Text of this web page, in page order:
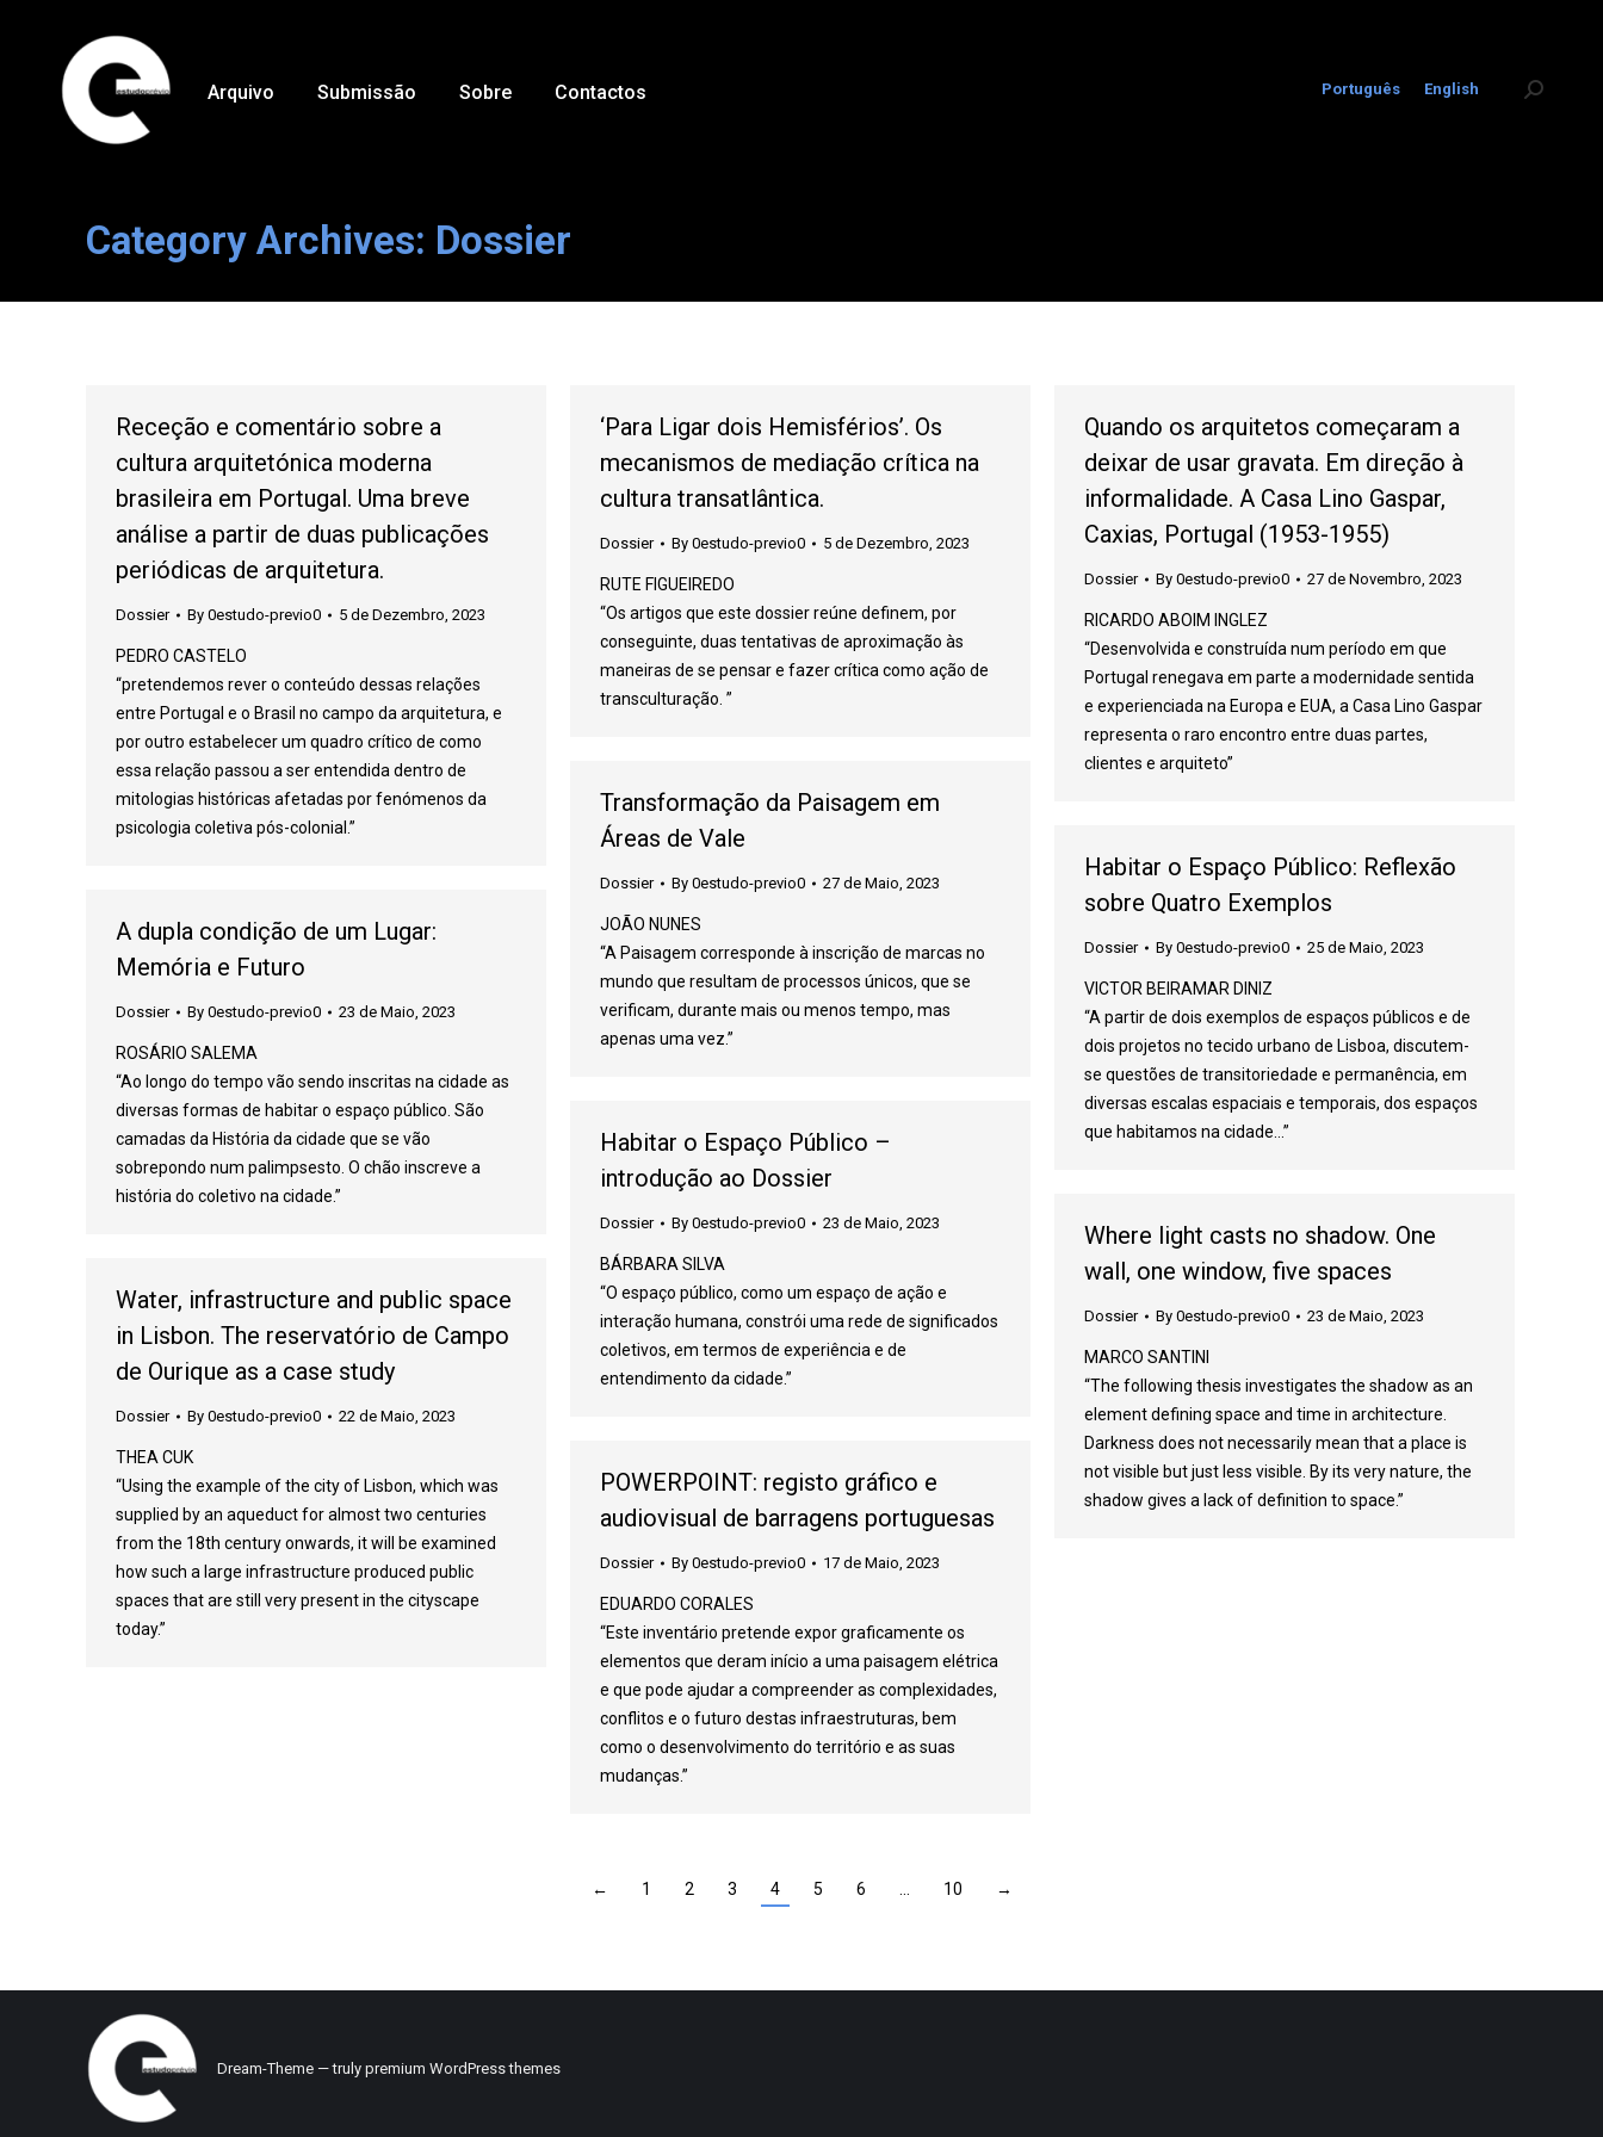
Arquivo Submissão Sobre Contactos Português English Search:
Category Archives: Dossier
Receção e comentário sobre a
cultura arquitetónica moderna
brasileira em Portugal. Uma breve
análise a partir de duas publicações
periódicas de arquitetura.
Dossier By 0estudo-previo0 5 de Dezembro, 2023
PEDRO CASTELO
“pretendemos rever o conteúdo dessas relações
entre Portugal e o Brasil no campo da arquitetura, e
por outro estabelecer um quadro crítico de como
essa relação passou a ser entendida dentro de
mitologias históricas afetadas por fenómenos da
psicologia coletiva pós-colonial.”
‘Para Ligar dois Hemisférios’. Os
mecanismos de mediação crítica na
cultura transatlântica.
Dossier By 0estudo-previo0 5 de Dezembro, 2023
RUTE FIGUEIREDO
“Os artigos que este dossier reúne definem, por
conseguinte, duas tentativas de aproximação às
maneiras de se pensar e fazer crítica como ação de
transculturação. ”
Quando os arquitetos começaram a
deixar de usar gravata. Em direção à
informalidade. A Casa Lino Gaspar,
Caxias, Portugal (1953-1955)
Dossier By 0estudo-previo0 27 de Novembro, 2023
RICARDO ABOIM INGLEZ
“Desenvolvida e construída num período em que
Portugal renegava em parte a modernidade sentida
e experienciada na Europa e EUA, a Casa Lino Gaspar
representa o raro encontro entre duas partes,
clientes e arquiteto”
Transformação da Paisagem em
Áreas de Vale
Dossier By 0estudo-previo0 27 de Maio, 2023
JOÃO NUNES
“A Paisagem corresponde à inscrição de marcas no
mundo que resultam de processos únicos, que se
verificam, durante mais ou menos tempo, mas
apenas uma vez.”
Habitar o Espaço Público: Reflexão
sobre Quatro Exemplos
Dossier By 0estudo-previo0 25 de Maio, 2023
VICTOR BEIRAMAR DINIZ
“A partir de dois exemplos de espaços públicos e de
dois projetos no tecido urbano de Lisboa, discutem-
se questões de transitoriedade e permanência, em
diversas escalas espaciais e temporais, dos espaços
que habitamos na cidade…”
A dupla condição de um Lugar:
Memória e Futuro
Dossier By 0estudo-previo0 23 de Maio, 2023
ROSÁRIO SALEMA
“Ao longo do tempo vão sendo inscritas na cidade as
diversas formas de habitar o espaço público. São
camadas da História da cidade que se vão
sobrepondo num palimpsesto. O chão inscreve a
história do coletivo na cidade.”
Habitar o Espaço Público –
introdução ao Dossier
Dossier By 0estudo-previo0 23 de Maio, 2023
BÁRBARA SILVA
“O espaço público, como um espaço de ação e
interação humana, constrói uma rede de significados
coletivos, em termos de experiência e de
entendimento da cidade.”
Where light casts no shadow. One
wall, one window, five spaces
Dossier By 0estudo-previo0 23 de Maio, 2023
MARCO SANTINI
“The following thesis investigates the shadow as an
element defining space and time in architecture.
Darkness does not necessarily mean that a place is
not visible but just less visible. By its very nature, the
shadow gives a lack of definition to space.”
Water, infrastructure and public space
in Lisbon. The reservatório de Campo
de Ourique as a case study
Dossier By 0estudo-previo0 22 de Maio, 2023
THEA CUK
“Using the example of the city of Lisbon, which was
supplied by an aqueduct for almost two centuries
from the 18th century onwards, it will be examined
how such a large infrastructure produced public
spaces that are still very present in the cityscape
today.”
POWERPOINT: registo gráfico e
audiovisual de barragens portuguesas
Dossier By 0estudo-previo0 17 de Maio, 2023
EDUARDO CORALES
“Este inventário pretende expor graficamente os
elementos que deram início a uma paisagem elétrica
e que pode ajudar a compreender as complexidades,
conflitos e o futuro destas infraestruturas, bem
como o desenvolvimento do território e as suas
mudanças.”
← 1 2 3 4 5 6 10 →
Dream-Theme — truly premium WordPress themes